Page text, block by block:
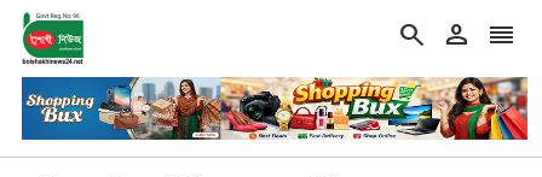
search person reorder
শিরোনাম
নদীদূষণ রোধে কর্মপরিকল্পনার নির্দেশ প্রধানমন্ত্রীর double_arrow‘১